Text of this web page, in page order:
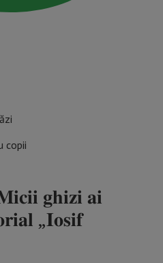
copii
𝐠𝐡𝐢𝐳𝐢 𝐚𝐢
„𝐈𝐨𝐬𝐢𝐟